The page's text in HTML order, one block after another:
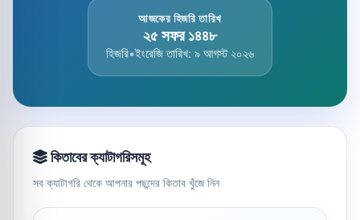
আজকের হিজরি তারিখ
২৫ সফর ১৪৪৮
হিজরি•ইংরেজি তারিখ: ৯ আগস্ট ২০২৬
কিতাবের ক্যাটাগরিসমূহ
সব ক্যাটাগরি থেকে আপনার পছন্দের কিতাব খুঁজে নিন